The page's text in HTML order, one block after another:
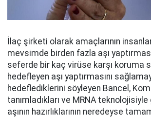
İlaç şirketi olarak amaçlarının
mevsimde birden fazla aşı
seferde bir kaç virüse karşı koruma
hedefleyen aşı yaptırmasını
hedeflediklerini söyleyen Bancel,
tanımladıkları ve MRNA
aşının hazırlıklarının neredeyse